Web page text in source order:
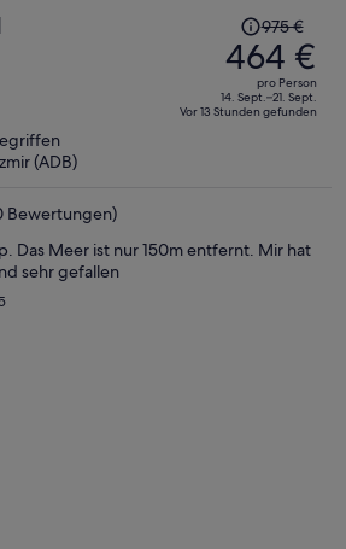
Der
Preis
betrug
975 €,
jetzt
Person
975 €
464 €
pro Person
14. Sept.–21. Sept.
Vor 13 Stunden gefunden
(ADB)
Bewertungen)
Das Meer ist nur 150m entfernt. Mir hat
sehr gefallen